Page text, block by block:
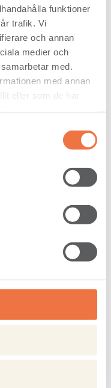
funktioner
trafik. Vi
och annan
medier och
med.
med annan
eller som de har